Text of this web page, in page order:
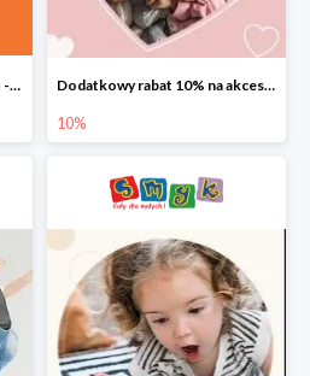
Wybrane zabawki w Smyku do -50% Dodatkowy rabat 10% na akcesoria dziecięce
10%